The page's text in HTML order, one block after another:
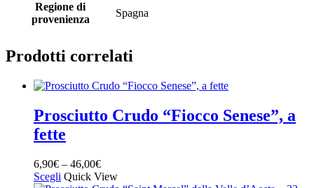
Regione di
provenienza
Spagna
Prodotti correlati
Prosciutto Crudo “Fiocco Senese”, a
fette
6,90€ – 46,00€
Scegli Quick View